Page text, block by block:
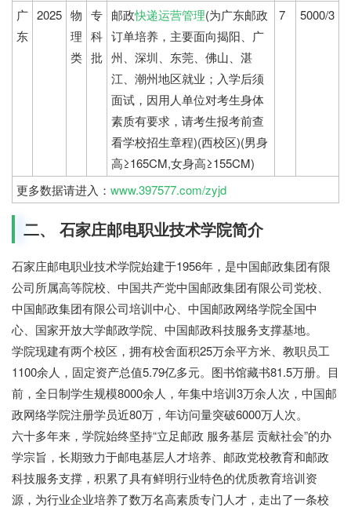
广
东
2025 物
理
类
专
科
批
邮政快递运营管理(为广东邮政
订单培养，主要面向揭阳、广
州、深圳、东莞、佛山、湛
江、潮州地区就业；入学后须
面试，因用人单位对考生身体
素质有要求，请考生报考前查
看学校招生章程)(西校区)(男身
高≥165CM,女身高≥155CM)
7 5000/3
更多数据请进入： www.397577.com/zyjd
二、 石家庄邮电职业技术学院简介
石家庄邮电职业技术学院始建于1956年，是中国邮政集团有限
公司所属高等院校、中国共产党中国邮政集团有限公司党校、
中国邮政集团有限公司培训中心、中国邮政网络学院全国中
心、国家开放大学邮政学院、中国邮政科技服务支撑基地。
学院现建有两个校区，拥有校舍面积25万余平方米、教职员工
1100余人，固定资产总值5.79亿多元。图书馆藏书81.5万册。目
前，全日制学生规模8000余人，年集中培训3万余人次，中国邮
政网络学院注册学员近80万，年访问量突破6000万人次。
六十多年来，学院始终坚持“立足邮政 服务基层 贡献社会”的办
学宗旨，长期致力于邮电基层人才培养、邮政党校教育和邮政
科技服务支撑，积累了具有鲜明行业特色的优质教育培训资
源，为行业企业培养了数万名高素质专门人才，走出了一条校